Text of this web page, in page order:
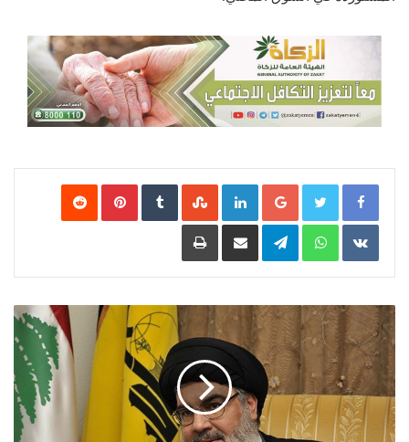
Google+
LinkedIn
‏StumbleUpon
‏VKontakte
WhatsApp
Telegram مشاركة عبر البريد طباعة